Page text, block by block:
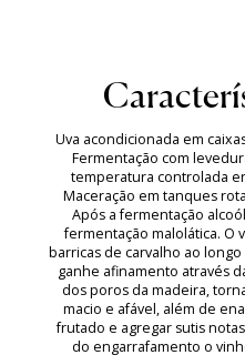
Uva acondicionada em
Fermentação com
temperatura controlada
Maceração em tanques
Após a fermentação
fermentação malolática. O
barricas de carvalho ao
ganhe afinamento através
dos poros da madeira,
macio e afável, além de
frutado e agregar sutis
do engarrafamento o